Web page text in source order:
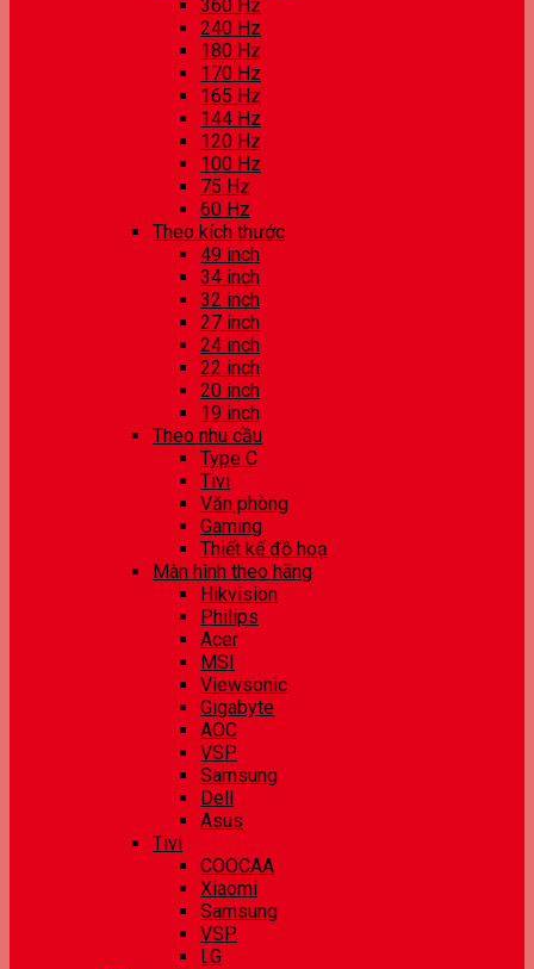
360 Hz
240 Hz
180 Hz
170 Hz
165 Hz
144 Hz
120 Hz
100 Hz
75 Hz
60 Hz
Theo kích thước
49 inch
34 inch
32 inch
27 inch
24 inch
22 inch
20 inch
19 inch
Theo nhu cầu
Type C
Tivi
Văn phòng
Gaming
Thiết kế đồ hoạ
Màn hình theo hãng
Hikvision
Philips
Acer
MSI
Viewsonic
Gigabyte
AOC
VSP
Samsung
Dell
Asus
Tivi
COOCAA
Xiaomi
Samsung
VSP
LG